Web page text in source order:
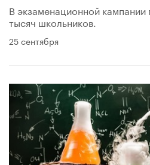
В экзаменационной кампании
тысяч школьников.
25 сентября